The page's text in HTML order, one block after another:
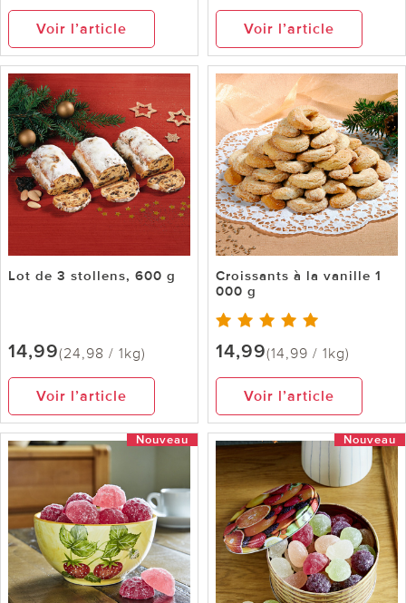
Voir l’article Voir l’article
Lot de 3 stollens, 600 g
14,99(24,98 / 1kg)
Voir l’article
Croissants à la vanille 1
000 g
14,99(14,99 / 1kg)
Voir l’article
Nouveau Nouveau